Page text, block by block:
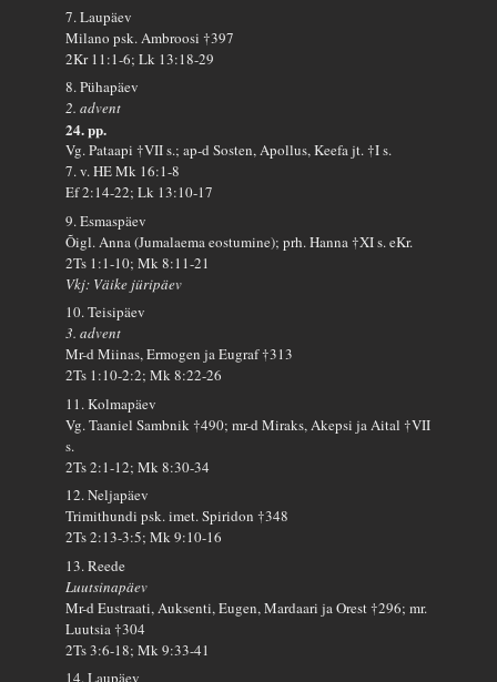
7. Laupäev
Milano psk. Ambroosi †397
2Kr 11:1-6; Lk 13:18-29
8. Pühapäev
2. advent
24. pp.
Vg. Pataapi †VII s.; ap-d Sosten, Apollus, Keefa jt. †I s.
7. v. HE Mk 16:1-8
Ef 2:14-22; Lk 13:10-17
9. Esmaspäev
Õigl. Anna (Jumalaema eostumine); prh. Hanna †XI s. eKr.
2Ts 1:1-10; Mk 8:11-21
Vkj: Väike jüripäev
10. Teisipäev
3. advent
Mr-d Miinas, Ermogen ja Eugraf †313
2Ts 1:10-2:2; Mk 8:22-26
11. Kolmapäev
Vg. Taaniel Sambnik †490; mr-d Miraks, Akepsi ja Aital †VII
s.
2Ts 2:1-12; Mk 8:30-34
12. Neljapäev
Trimithundi psk. imet. Spiridon †348
2Ts 2:13-3:5; Mk 9:10-16
13. Reede
Luutsinapäev
Mr-d Eustraati, Auksenti, Eugen, Mardaari ja Orest †296; mr.
Luutsia †304
2Ts 3:6-18; Mk 9:33-41
14. Laupäev